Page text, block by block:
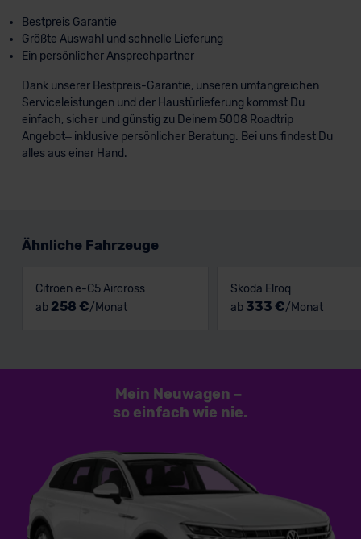
Bestpreis Garantie
Größte Auswahl und schnelle Lieferung
Ein persönlicher Ansprechpartner
Dank unserer Bestpreis-Garantie, unseren umfangreichen
Serviceleistungen und der Haustürlieferung kommst Du
einfach, sicher und günstig zu Deinem 5008 Roadtrip
Angebot– inklusive persönlicher Beratung. Bei uns findest Du
alles aus einer Hand.
Ähnliche Fahrzeuge
Citroen e-C5 Aircross
ab 258 €/Monat
Skoda Elroq
ab 333 €/Monat
Mein Neuwagen –
so einfach wie nie.